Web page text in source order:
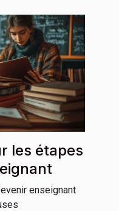
les étapes
enseignant